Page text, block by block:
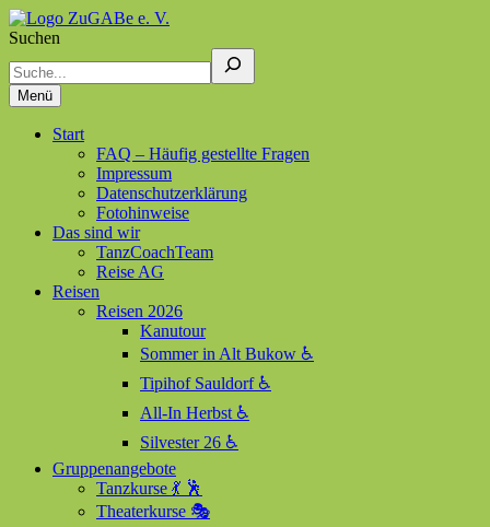
Suchen
Menü
Start
FAQ – Häufig gestellte Fragen
Impressum
Datenschutzerklärung
Fotohinweise
Das sind wir
TanzCoachTeam
Reise AG
Reisen
Reisen 2026
Kanutour
Sommer in Alt Bukow ♿
Tipihof Sauldorf ♿
All-In Herbst ♿
Silvester 26 ♿
Gruppenangebote
Tanzkurse 💃 🕺
Theaterkurse 🎭